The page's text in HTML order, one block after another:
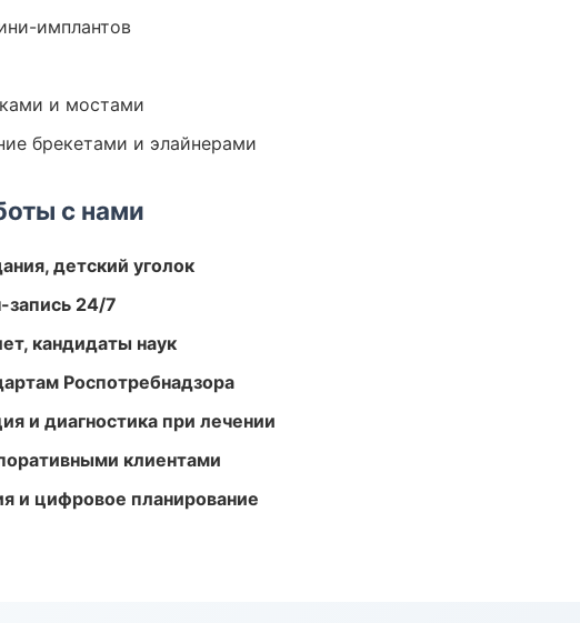
имплантов
и мостами
брекетами и элайнерами
с нами
детский уголок
запись 24/7
кандидаты наук
Роспотребнадзора
и диагностика при лечении
клиентами
и цифровое планирование